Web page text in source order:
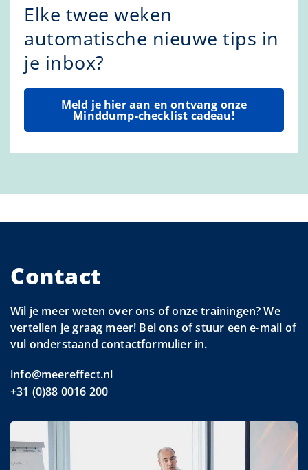
Elke twee weken
automatische nieuwe tips in
je inbox?
Meld je hier aan en ontvang onze
Minddump-checklist cadeau!
Contact
Wil je meer weten over ons of onze trainingen? We
vertellen je graag meer! Bel ons of stuur een e-mail of
vul onderstaand contactformulier in.
info@meereffect.nl
+31 (0)88 0016 200